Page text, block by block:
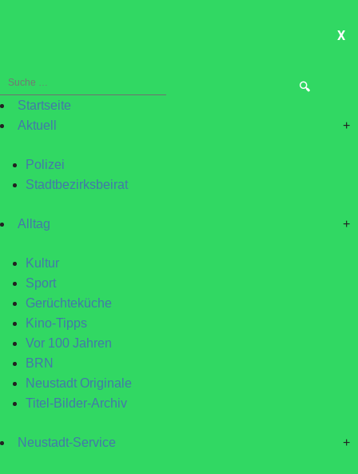
X
Suche
nach:Startseite
Aktuell
+
Polizei
Stadtbezirksbeirat
Alltag +
Kultur
Sport
Gerüchteküche
Kino-Tipps
Vor 100 Jahren
BRN
Neustadt Originale
Titel-Bilder-Archiv
Neustadt-Service +